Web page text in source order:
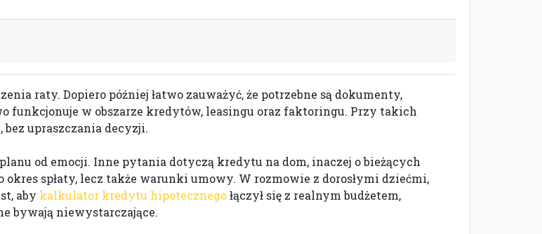
raty. Dopiero później łatwo zauważyć, że potrzebne są dokumenty,
funkcjonuje w obszarze kredytów, leasingu oraz faktoringu. Przy takich
upraszczania decyzji.
od emocji. Inne pytania dotyczą kredytu na dom, inaczej o bieżących
spłaty, lecz także warunki umowy. W rozmowie z dorosłymi dziećmi,
aby kalkulator kredytu hipotecznegołączył się z realnym budżetem,
bywają niewystarczające.